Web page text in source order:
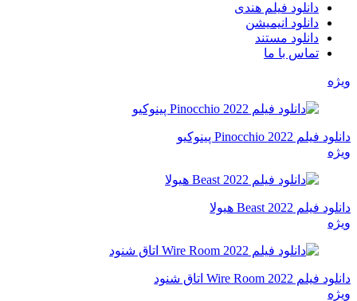
دانلود فیلم هندی
دانلود انیمیشن
دانلود مستند
تماس با ما
ویژه
دانلود فیلم Pinocchio 2022 پینوکیو
ویژه
دانلود فیلم Beast 2022 هیولا
ویژه
دانلود فیلم Wire Room 2022 اتاق شنود
ویژه